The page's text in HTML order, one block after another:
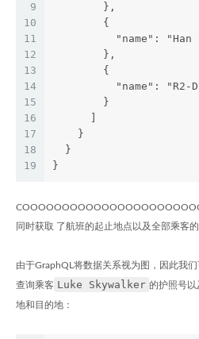
9
10
11
12
13
14
15
16
17
18
19
        },
        {
"name": "Han
        },
        {
"name": "R2-
        }
    }
  }
}
同时获取 了航班的起止地点以及全部乘客的
由于GraphQL将数据关系视为图，因此我
查询乘客 Luke Skywalker 的护照号以
地和目的地：